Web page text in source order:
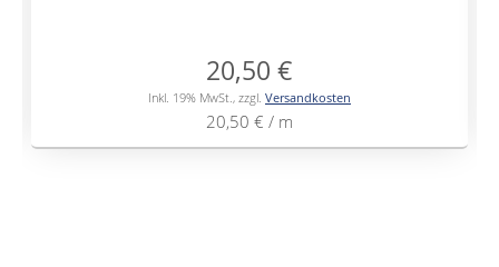
20,50 €
Inkl. 19% MwSt., zzgl. Versandkosten
20,50 € / m